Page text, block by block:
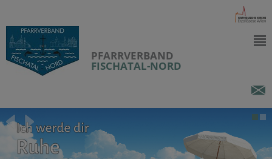
PFARRVERBAND
FISCHATAL-NORD